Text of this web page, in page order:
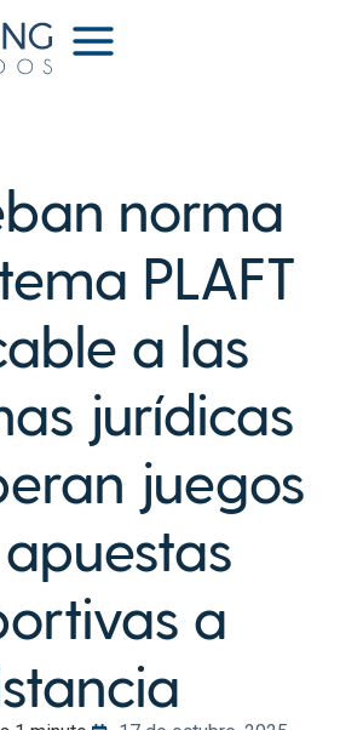
norma
PLAFT
a las
jurídicas
juegos
a